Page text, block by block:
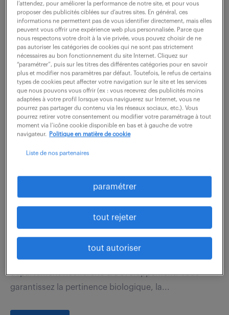
60 000 - 70 000 € / an
En tant que Contrôleur Technique Construction
Expérimenté, vous occupez une fonction pivot au
sein de l'agence de Montpellier, directement rattaché
au Responsable d'Agence. Votre rôle combine une...
voir l'offre
Montpellier (34)
CDI
55 000 - 65 000 € / an
Rattaché au Responsable R&D, vous êtes le référent
technique et scientifique en hématologie au sein du
département Recherche & Développement. Vous
garantissez la pertinence biologique, la...
l’attendez, pour améliorer la performance de notre site, et pour vous
proposer des publicités ciblées sur d’autres sites. En général, ces
informations ne permettent pas de vous identifier directement, mais elles
peuvent vous offrir une expérience web plus personnalisée. Parce que
nous respectons votre droit à la vie privée, vous pouvez choisir de ne
pas autoriser les catégories de cookies qui ne sont pas strictement
nécessaires au bon fonctionnement du site Internet. Cliquez sur
“paramétrer”, puis sur les titres des différentes catégories pour en savoir
plus et modifier nos paramètres par défaut. Toutefois, le refus de certains
types de cookies peut affecter votre navigation sur le site et les services
que nous pouvons vous offrir (ex : vous recevrez des publicités moins
adaptées à votre profil lorsque vous naviguerez sur Internet, vous ne
pourrez pas partager du contenu via les réseaux sociaux, etc.). Vous
pourrez retirer votre consentement ou modifier votre paramétrage à tout
moment via l’icône cookie disponible en bas et à gauche de votre
navigateur.
Politique en matière de cookie
Liste de nos partenaires
paramétrer
tout rejeter
tout autoriser